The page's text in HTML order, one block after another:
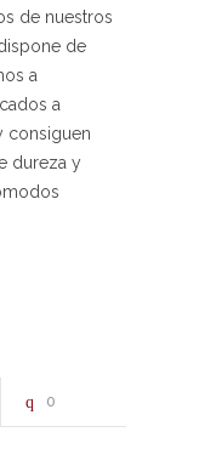
de nuestros
de
a
a
consiguen
dureza y
0